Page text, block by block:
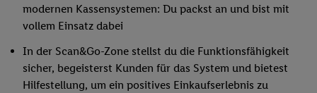
modernen Kassensystemen: Du packst an und bist mit
vollem Einsatz dabei
In der Scan&Go-Zone stellst du die Funktionsfähigkeit
sicher, begeisterst Kunden für das System und bietest
Hilfestellung, um ein positives Einkaufserlebnis zu